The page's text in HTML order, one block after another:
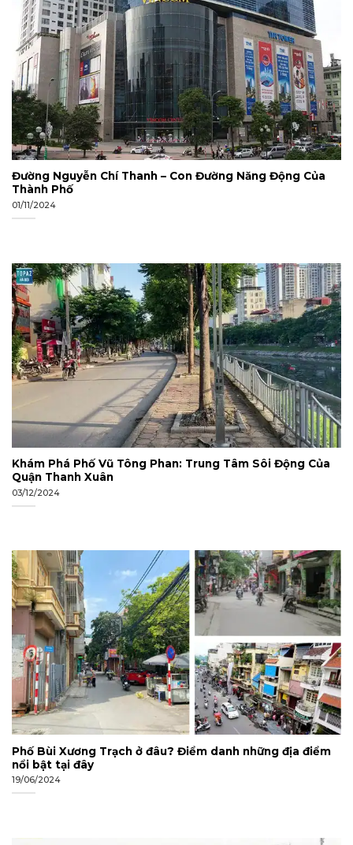
Đường Nguyễn Chí Thanh – Con Đường Năng Động Của
Thành Phố
01/11/2024
Khám Phá Phố Vũ Tông Phan: Trung Tâm Sôi Động Của
Quận Thanh Xuân
03/12/2024
Phố Bùi Xương Trạch ở đâu? Điểm danh những địa điểm
nổi bật tại đây
19/06/2024